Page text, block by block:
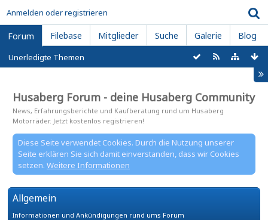
Anmelden oder registrieren
Forum Filebase Mitglieder Suche Galerie Blog
Unerledigte Themen
Husaberg Forum - deine Husaberg Community
News, Erfahrungsberichte und Kaufberatung rund um Husaberg
Motorräder. Jetzt kostenlos registrieren!
Diese Seite verwendet Cookies. Durch die Nutzung unserer
Seite erklären Sie sich damit einverstanden, dass wir Cookies
setzen. Weitere Informationen
Allgemein
Informationen und Ankündigungen rund ums Forum